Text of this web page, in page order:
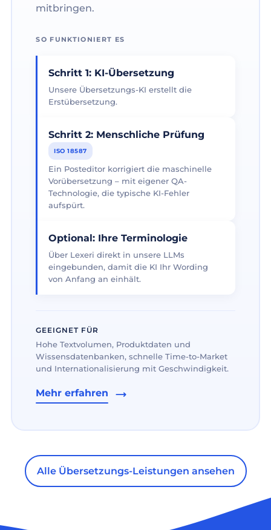
mitbringen.
SO FUNKTIONIERT ES
Schritt 1: KI-Übersetzung
Unsere Übersetzungs-KI erstellt die
Erstübersetzung.
Schritt 2: Menschliche Prüfung
ISO 18587
Ein Posteditor korrigiert die maschinelle
Vorübersetzung – mit eigener QA-
Technologie, die typische KI-Fehler
aufspürt.
Optional: Ihre Terminologie
Über Lexeri direkt in unsere LLMs
eingebunden, damit die KI Ihr Wording
von Anfang an einhält.
GEEIGNET FÜR
Hohe Textvolumen, Produktdaten und
Wissensdatenbanken, schnelle Time-to-Market
und Internationalisierung mit Geschwindigkeit.
Mehr erfahren
Alle Übersetzungs-Leistungen ansehen